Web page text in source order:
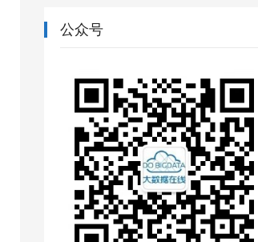
公众号